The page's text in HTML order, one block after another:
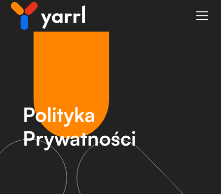
Polityka
Prywatności